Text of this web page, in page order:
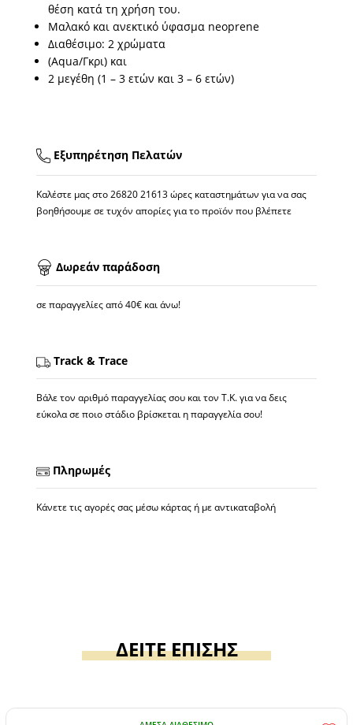
θέση κατά τη χρήση του.
Μαλακό και ανεκτικό ύφασμα neoprene
Διαθέσιμο: 2 χρώματα
(Aqua/Γκρι) και
2 μεγέθη (1 – 3 ετών και 3 – 6 ετών)
Εξυπηρέτηση Πελατών
Καλέστε μας στο26820 21613ώρες καταστημάτων για να σας
βοηθήσουμε σε τυχόν απορίες για το προϊόν που βλέπετε
Δωρεάν παράδοση
σε παραγγελίες από 40€ και άνω!
Track & Trace
Βάλε τον αριθμό παραγγελίας σου και τον Τ.Κ. για να δεις
εύκολα σε ποιο στάδιο βρίσκεται η παραγγελία σου!
Πληρωμές
Κάνετε τις αγορές σας μέσω κάρτας ή με αντικαταβολή
ΔΕΙΤΕ ΕΠΙΣΗΣ